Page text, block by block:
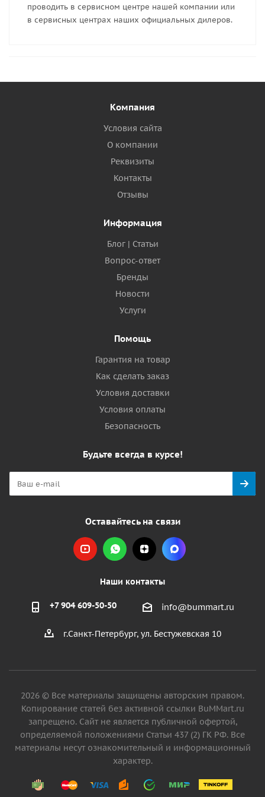
проводить в сервисном центре нашей компании или
в сервисных центрах наших официальных дилеров.
Компания
Условия сайта
О компании
Реквизиты
Контакты
Отзывы
Информация
Блог | Статьи
Вопрос-ответ
Бренды
Новости
Услуги
Помощь
Гарантия на товар
Как сделать заказ
Условия доставки
Условия оплаты
Безопасность
Будьте всегда в курсе!
Оставайтесь на связи
Наши контакты
+7 904 609-50-50 info@bummart.ru
г.Санкт-Петербург, ул. Бестужевская 10
2026 © Все материалы защищены авторским правом.
Копирование статей без активной ссылки BuMMart.ru
запрещено. Сайт не является публичной офертой,
определяемой положениями Статьи 437 (2) ГК РФ. Все
материалы несут ознакомительный и информационный
характер.